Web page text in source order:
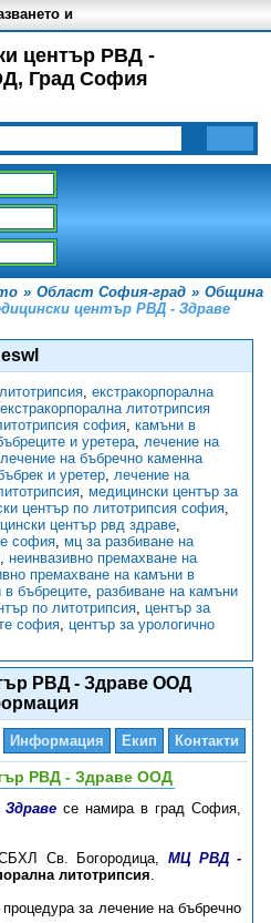
център РВД -
Град София
и
в
» Област София-град » Община
център РВД - Здраве
еswl
, екстракорпорална
екстракорпорална литотрипсия
софия, камъни в
и уретера, лечение на
лечение на бъбречно каменна
и уретер, лечение на
, медицински център за
център по литотрипсия софия,
център рвд здраве,
софия, мц за разбиване на
, неинвазивно премахване на
премахване на камъни в
в бъбреците, разбиване на камъни
по литотрипсия, център за
софия, център за урологично
РВД - Здраве ООД
Информация Екип Контакти
РВД - Здраве ООД
се намира в град София,
Св. Богородица, МЦ РВД -
литотрипсия.
за лечение на бъбречно